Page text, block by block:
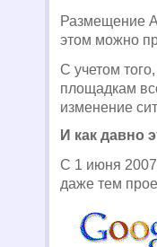
Размещение
этом можно
С учетом
площадкам
изменение
И как давно
C 1 июня
даже тем